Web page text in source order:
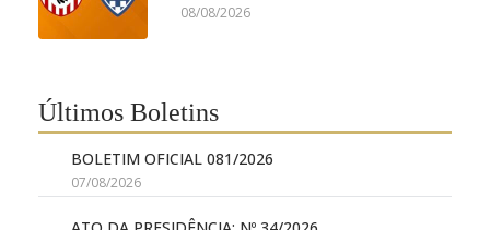
08/08/2026
Últimos Boletins
BOLETIM OFICIAL 081/2026
07/08/2026